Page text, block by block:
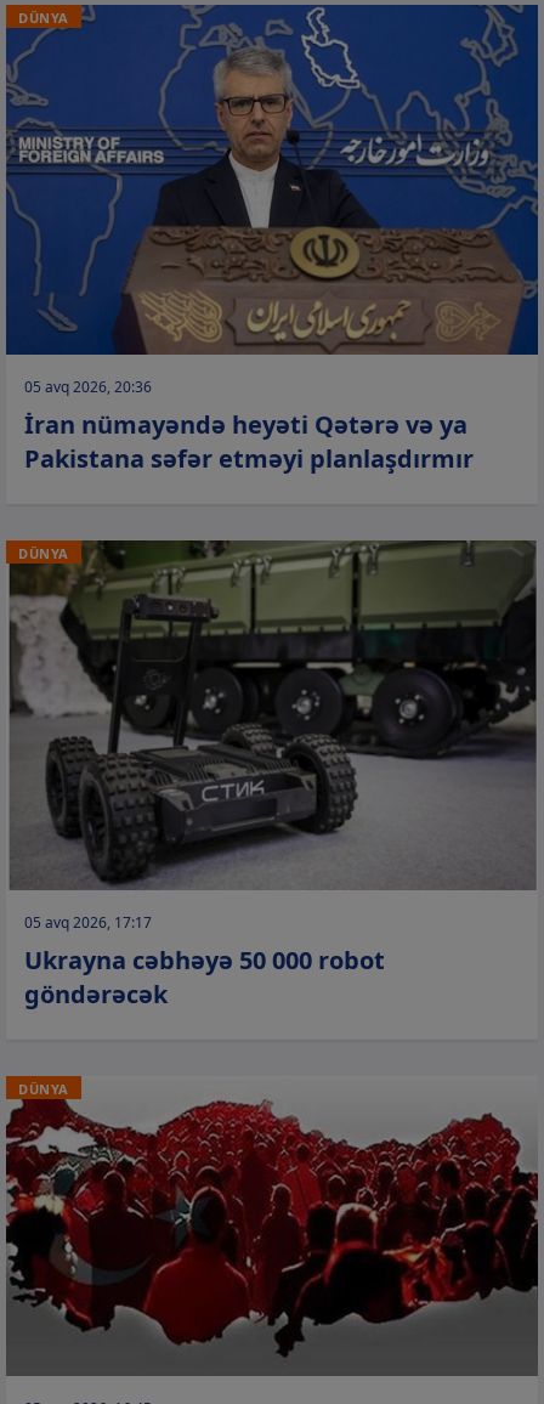
DÜNYA
05 avq 2026, 20:36
İran nümayəndə heyəti Qətərə və ya
Pakistana səfər etməyi planlaşdırmır
DÜNYA
05 avq 2026, 17:17
Ukrayna cəbhəyə 50 000 robot
göndərəcək
DÜNYA